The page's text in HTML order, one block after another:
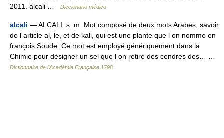
2011. álcali …
Diccionario médico
alcali — ALCALI. s. m. Mot composé de deux mots Arabes, savoir
de l article al, le, et de kali, qui est une plante que l on nomme en
françois Soude. Ce mot est employé génériquement dans la
Chimie pour désigner un sel que l on retire des cendres des… …
Dictionnaire de l'Académie Française 1798